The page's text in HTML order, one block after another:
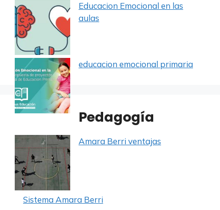
Educacion Emocional en las
aulas
educacion emocional primaria
Pedagogía
Amara Berri ventajas
Sistema Amara Berri